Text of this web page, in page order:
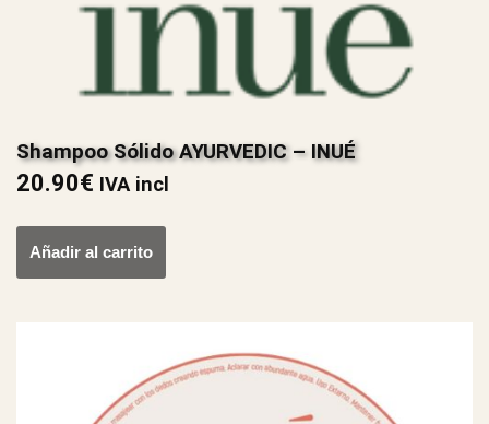
Shampoo Sólido AYURVEDIC – INUÉ
20.90€ IVA incl
Añadir al carrito